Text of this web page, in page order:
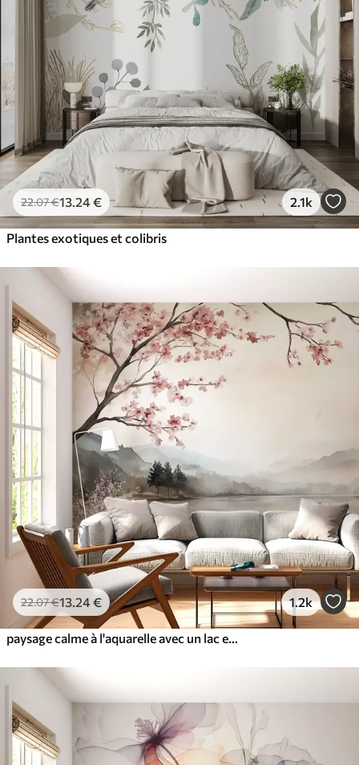
22.07€13 .24€ 2.1k
Plantes exotiques et colibris
22.07€13 .24€ 1.2k